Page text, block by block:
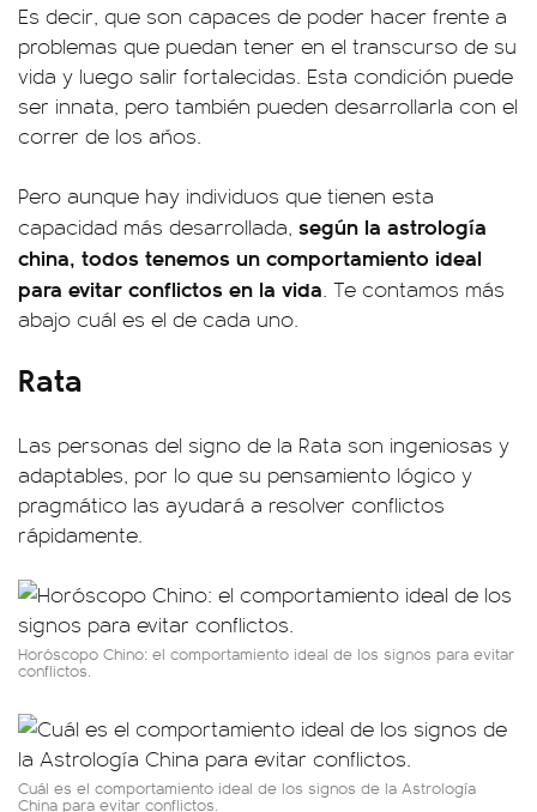
Es decir, que son capaces de poder hacer frente a
problemas que puedan tener en el transcurso de su
vida y luego salir fortalecidas. Esta condición puede
ser innata, pero también pueden desarrollarla con el
correr de los años.
Pero aunque hay individuos que tienen esta
capacidad más desarrollada, según la astrología
china, todos tenemos un comportamiento ideal
para evitar conflictos en la vida. Te contamos más
abajo cuál es el de cada uno.
Rata
Las personas del signo de la Rata son ingeniosas y
adaptables, por lo que su pensamiento lógico y
pragmático las ayudará a resolver conflictos
rápidamente.
Horóscopo Chino: el comportamiento ideal de los signos para evitar
conflictos.
Cuál es el comportamiento ideal de los signos de la Astrología
China para evitar conflictos.